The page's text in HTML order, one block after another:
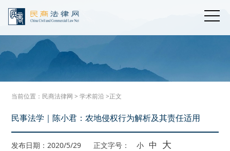
当前位置： 民商法律网 >学术前沿>正文
民事法学｜陈小君：农地侵权行为解析及其责任适用
发布日期：2020/5/29 正文字号： 小 中 大